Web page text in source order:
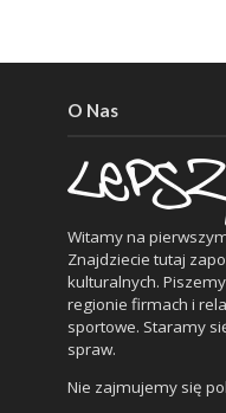
O Nas
Witamy na
Znajdziecie tutaj
kulturalnych.
regionie firmach i
sportowe. Staramy
spraw.
Nie zajmujemy się